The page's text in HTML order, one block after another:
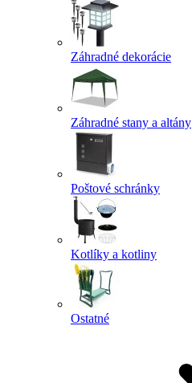
Záhradné dekorácie
Záhradné stany a altány
Poštové schránky
Kotlíky a kotliny
Ostatné